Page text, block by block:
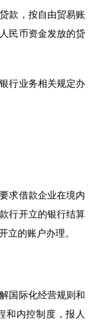
款，按自由贸易账
民币资金发放的贷
行业务相关规定办
求借款企业在境内
行开立的银行结算
立的账户办理。
国际化经营规则和
和内控制度，报人